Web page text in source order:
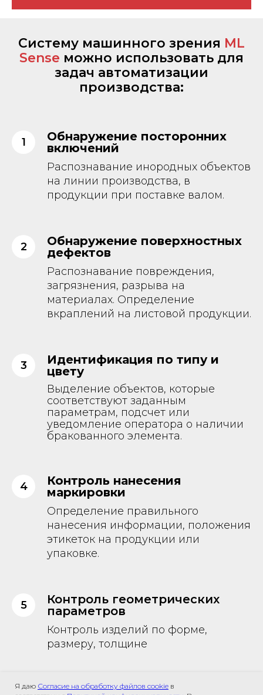
Я даю Согласие на обработку файлов cookie в
Систему машинного зрения ML
Sense можно использовать для
задач автоматизации
производства:
Обнаружение посторонних
включений
Распознавание инородных объектов
на линии производства, в
продукции при поставке валом.
Обнаружение поверхностных
дефектов
Распознавание повреждения,
загрязнения, разрыва на
материалах. Определение
вкраплений на листовой продукции.
Идентификация по типу и
цвету
Выделение объектов, которые
соответствуют заданным
параметрам, подсчет или
уведомление оператора о наличии
бракованного элемента.
Контроль нанесения
маркировки
Определение правильного
нанесения информации, положения
этикеток на продукции или
упаковке.
Контроль геометрических
параметров
Контроль изделий по форме,
размеру, толщине
Сортировка (сортомат) и